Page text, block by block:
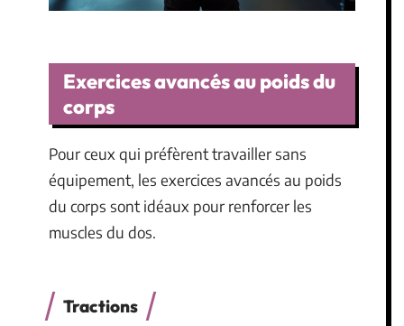
Exercices avancés au poids du
corps
Pour ceux qui préfèrent travailler sans
équipement, les exercices avancés au poids
du corps sont idéaux pour renforcer les
muscles du dos.
Tractions